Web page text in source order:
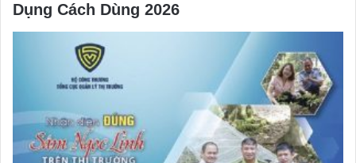
Dụng Cách Dùng 2026